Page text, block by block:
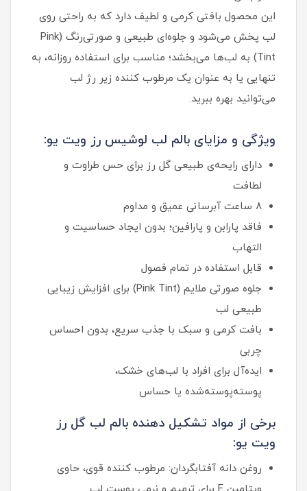
این محصول بافتی کرمی و لطیف دارد که به راحتی روی
لب پخش می‌شود و جلوه‌ای طبیعی و صورتی‌رنگ (Pink
Tint) به لب‌ها می‌بخشد؛ مناسب برای استفاده روزانه، به‌
تنهایی یا به عنوان یک مرطوب کننده زیر رژ لب
می‌توانید بهره ببرید.
ویژگی و مزایای بالم لب لوشیس رز ویت یو:
دارای رایحه‌ی طبیعی گل رز برای حس طراوت و
لطافت
۸ ساعت آبرسانی عمیق و مداوم
فاقد پارابن و پارافین؛ بدون ایجاد حساسیت و
التهاب
قابل استفاده در تمام فصول
جلوه صورتی ملایم (Pink Tint) برای افزایش زیبایی
طبیعی لب
بافت کرمی و سبک با جذب سریع، بدون احساس
چربی
ایده‌آل برای افراد با لب‌های خشک،
پوسته‌پوسته‌شده یا حساس
برخی از مواد تشکیل دهنده بالم لب گل رز
ویت یو:
روغن دانه آفتابگردان: مرطوب‌ کننده قوی، حاوی